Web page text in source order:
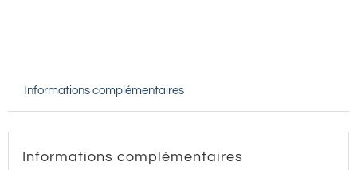
RELAXANT
-
min
Informations complémentaires
Informations complémentaires